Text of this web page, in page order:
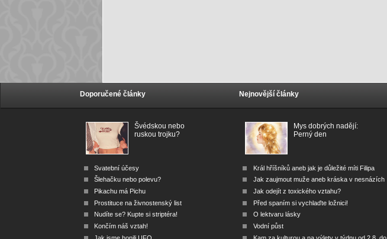
Doporučené články
Švédskou nebo
ruskou trojku?
Svatební účesy
Šlehačku nebo polevu?
Pikachu má Pichu
Prostituce na živnostenský list
Nudíte se? Kupte si striptéra!
Končím náš vztah!
Jak jsme honili UFO
Nejnovější články
Mys dobrých nadějí:
Perný den
Král hříšníků aneb jak je důležité míti Filipa
Jak zaujmout muže aneb kráska v nesnázích
Jak odejít z toxického vztahu?
Před spaním si vychlaďte ložnici!
O lektvaru lásky
Vodní půst
Kam za kulturou a na výlety v týdnu od 2.8. do